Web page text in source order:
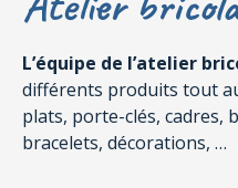
L’équipe de l’atelier
différents produits tout
plats, porte-clés, cadres,
bracelets, décorations, …